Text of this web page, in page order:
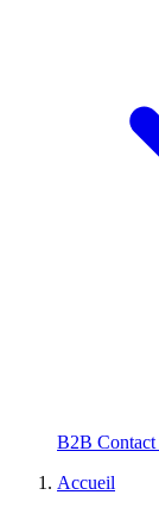
B2B Contact
Accueil